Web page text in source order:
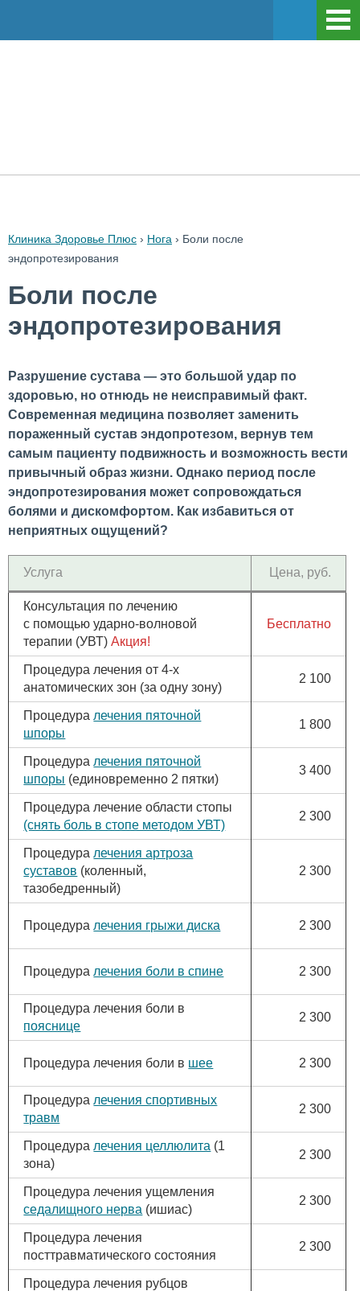
Клиника Здоровье Плюс › Нога › Боли после
эндопротезирования
Боли после
эндопротезирования
Разрушение сустава — это большой удар по
здоровью, но отнюдь не неисправимый факт.
Современная медицина позволяет заменить
пораженный сустав эндопротезом, вернув тем
самым пациенту подвижность и возможность вести
привычный образ жизни. Однако период после
эндопротезирования может сопровождаться
болями и дискомфортом. Как избавиться от
неприятных ощущений?
Услуга Цена, руб.
Консультация по лечению
с помощью ударно-волновой
терапии (УВТ)Акция!
Бесплатно
Процедура лечения от 4-х
анатомических зон (за одну зону)
2 100
Процедура лечения пяточной
шпоры
1 800
Процедура лечения пяточной
шпоры (единовременно 2 пятки)
3 400
Процедура лечение области стопы
(снять боль в стопе методом УВТ)
2 300
Процедура лечения артроза
суставов (коленный,
тазобедренный)
2 300
Процедура лечения грыжи диска 2 300
Процедура лечения боли в спине 2 300
Процедура лечения боли в
пояснице
2 300
Процедура лечения боли в шее 2 300
Процедура лечения спортивных
травм
2 300
Процедура лечения целлюлита (1
зона)
2 300
Процедура лечения ущемления
седалищного нерва (ишиас)
2 300
Процедура лечения
посттравматического состояния
2 300
Процедура лечения рубцов